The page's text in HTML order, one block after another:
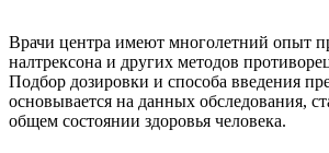
Врачи центра имеют многолетний опыт
налтрексона и других методов
Подбор дозировки и способа введения
основывается на данных обследования,
общем состоянии здоровья человека.